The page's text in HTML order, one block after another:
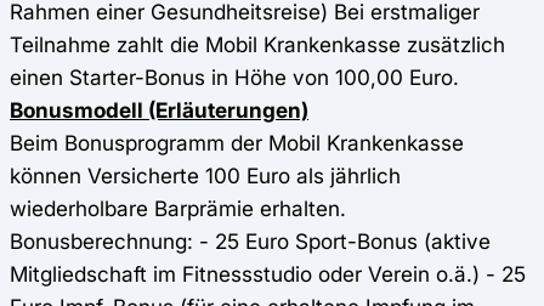
Rahmen einer Gesundheitsreise) Bei erstmaliger
Teilnahme zahlt die Mobil Krankenkasse zusätzlich
einen Starter-Bonus in Höhe von 100,00 Euro.
Bonusmodell (Erläuterungen)
Beim Bonusprogramm der Mobil Krankenkasse
können Versicherte 100 Euro als jährlich
wiederholbare Barprämie erhalten.
Bonusberechnung: - 25 Euro Sport-Bonus (aktive
Mitgliedschaft im Fitnessstudio oder Verein o.ä.) - 25